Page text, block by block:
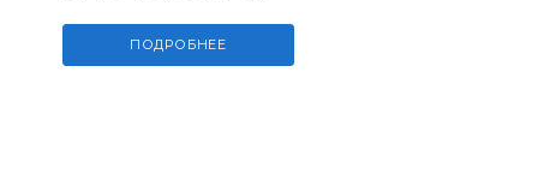
ПОДРОБНЕЕ